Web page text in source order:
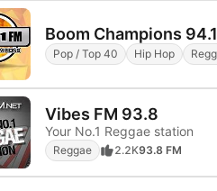
Boom Champions
Pop / Top 40 Hip Hop
Vibes FM 93.8
Your No.1 Reggae station
Reggae 2.2K93.8 FM